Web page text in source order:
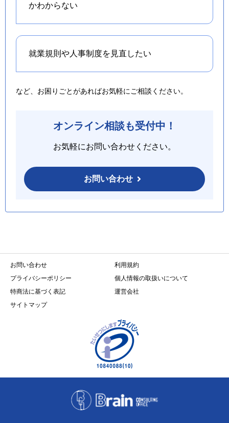
かわからない
就業規則や人事制度を 見直したい
など、お困りごとがあればお気軽にご相談ください。
オンライン相談も受付中！
お気軽にお問い合わせください。
お問い合わせ
お問い合わせ
利用規約
プライバシーポリシー
個人情報の取扱いについて
特商法に基づく表記
運営会社
サイトマップ